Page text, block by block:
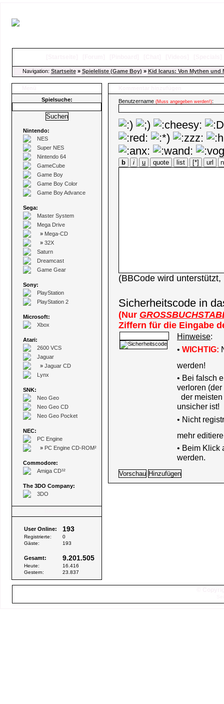
Navigation: Startseite» Spieleliste (Game Boy) » Kid Icarus: Von Mythen und
Spielsuche:
Nintendo:
NES
Super NES
Nintendo 64
GameCube
Game Boy
Game Boy Color
Game Boy Advance
Sega:
Master System
Mega Drive
» Mega-CD
» 32X
Saturn
Dreamcast
Game Gear
Sony:
PlayStation
PlayStation 2
Microsoft:
Xbox
Atari:
2600 VCS
Jaguar
» Jaguar CD
Lynx
SNK:
Neo Geo
Neo Geo CD
Neo Geo Pocket
NEC:
PC Engine
» PC Engine CD-ROM²
Commodore:
Amiga CD³²
The 3DO Company:
3DO
User Online: 193
Registrierte:
0
Gäste:
193
Gesamt: 9.201.505
Heute:
16.416
Gestern:
23.837
Benutzername (Muss angegeben werden!):
b i u quote list [*] url
(BBCode wird
Sicherheitscode in
(Nur
Ziffern für die Eingabe
Hinweise:
• WICHTIG:
werden!
• Bei falsch
verloren
der
unsicher ist!
• Nicht
mehr
• Beim Klick
werden.